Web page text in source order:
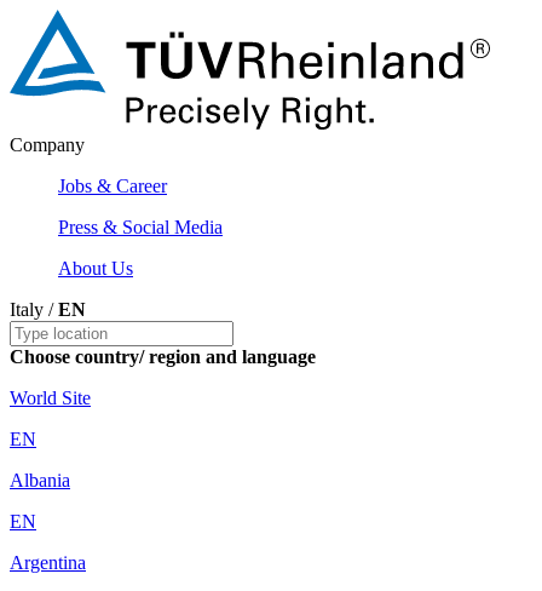
Company
Jobs & Career
Press & Social Media
About Us
Italy /EN
Choose country/ region and language
World Site
EN
Albania
EN
Argentina